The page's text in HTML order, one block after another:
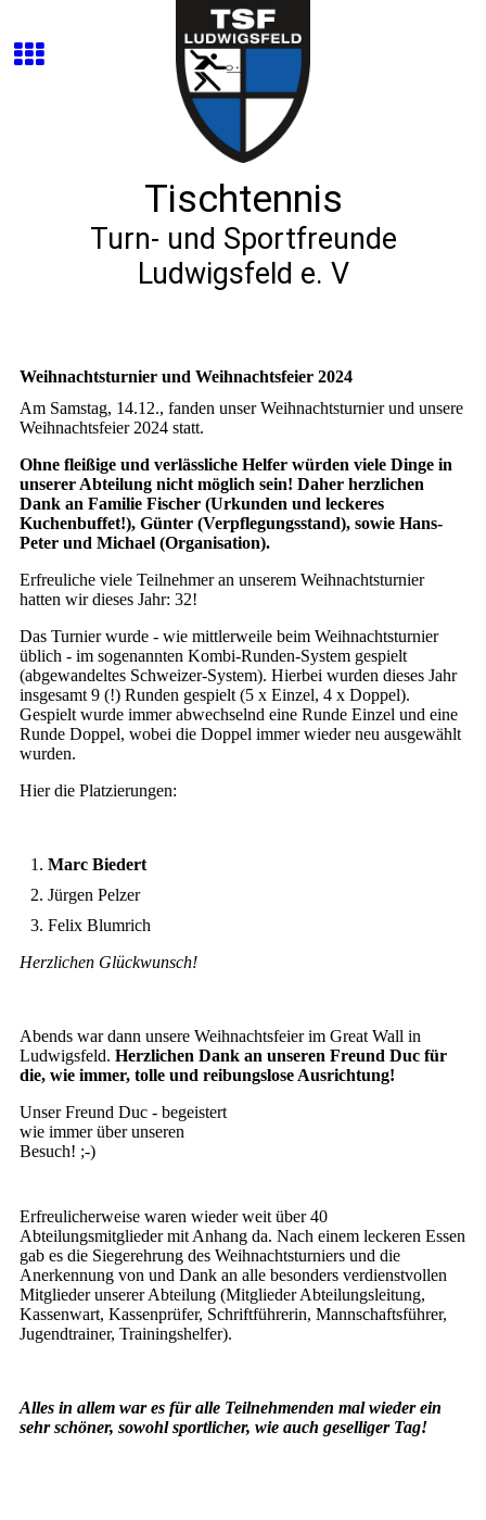
Tischtennis
Turn- und Sportfreunde
Ludwigsfeld e. V
Weihnachtsturnier und Weihnachtsfeier 2024
Am Samstag, 14.12., fanden unser Weihnachtsturnier und unsere
Weihnachtsfeier 2024 statt.
Ohne fleißige und verlässliche Helfer würden viele Dinge in
unserer Abteilung nicht möglich sein! Daher herzlichen
Dank an Familie Fischer (Urkunden und leckeres
Kuchenbuffet!), Günter (Verpflegungsstand), sowie Hans-
Peter und Michael (Organisation).
Erfreuliche viele Teilnehmer an unserem Weihnachtsturnier
hatten wir dieses Jahr: 32!
Das Turnier wurde - wie mittlerweile beim Weihnachtsturnier
üblich - im sogenannten Kombi-Runden-System gespielt
(abgewandeltes Schweizer-System). Hierbei wurden dieses Jahr
insgesamt 9 (!) Runden gespielt (5 x Einzel, 4 x Doppel).
Gespielt wurde immer abwechselnd eine Runde Einzel und eine
Runde Doppel, wobei die Doppel immer wieder neu ausgewählt
wurden.
Hier die Platzierungen:
Marc Biedert
Jürgen Pelzer
Felix Blumrich
Herzlichen Glückwunsch!
Abends war dann unsere Weihnachtsfeier im Great Wall in
Ludwigsfeld. Herzlichen Dank an unseren Freund Duc für
die, wie immer, tolle und reibungslose Ausrichtung!
Unser Freund Duc - begeistert
wie immer über unseren
Besuch! ;-)
Erfreulicherweise waren wieder weit über 40
Abteilungsmitglieder mit Anhang da. Nach einem leckeren Essen
gab es die Siegerehrung des Weihnachtsturniers und die
Anerkennung von und Dank an alle besonders verdienstvollen
Mitglieder unserer Abteilung (Mitglieder Abteilungsleitung,
Kassenwart, Kassenprüfer, Schriftführerin, Mannschaftsführer,
Jugendtrainer, Trainingshelfer).
Alles in allem war es für alle Teilnehmenden mal wieder ein
sehr schöner, sowohl sportlicher, wie auch geselliger Tag!